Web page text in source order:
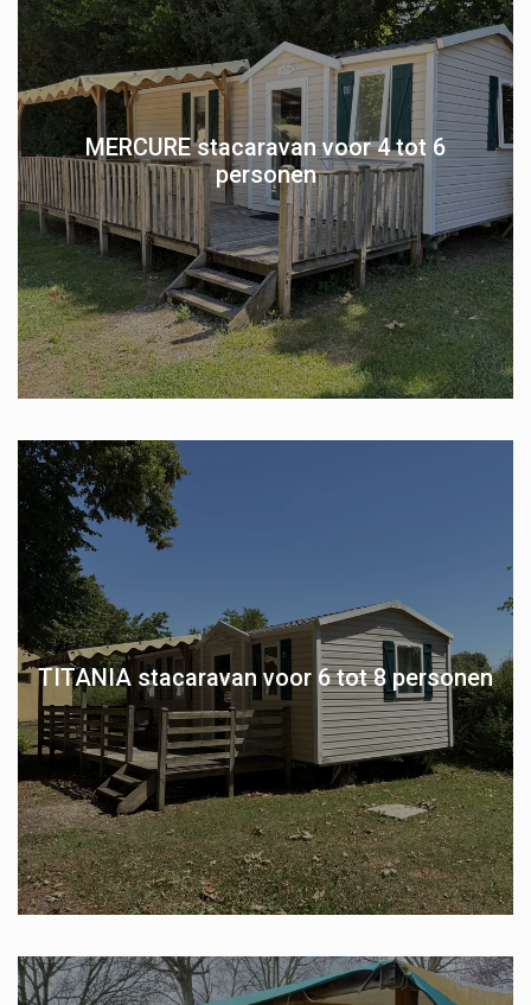
MERCURE stacaravan voor 4 tot 6
personen
TITANIA stacaravan voor 6 tot 8 personen